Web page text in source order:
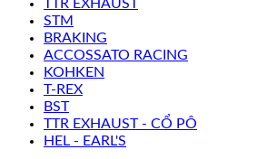
TTR EXHAUST
STM
BRAKING
ACCOSSATO RACING
KOHKEN
T-REX
BST
TTR EXHAUST - CỔ PÔ
HEL - EARL'S